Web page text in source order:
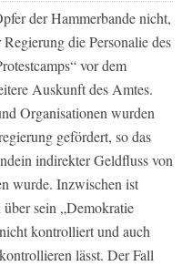
der Hammerbande nicht,
die Personalie des
vor dem
Auskunft des Amtes.
Organisationen wurden
gefördert, so das
indirekter Geldfluss von
wurde. Inzwischen ist
sein „Demokratie
kontrolliert und auch
lässt. Der Fall